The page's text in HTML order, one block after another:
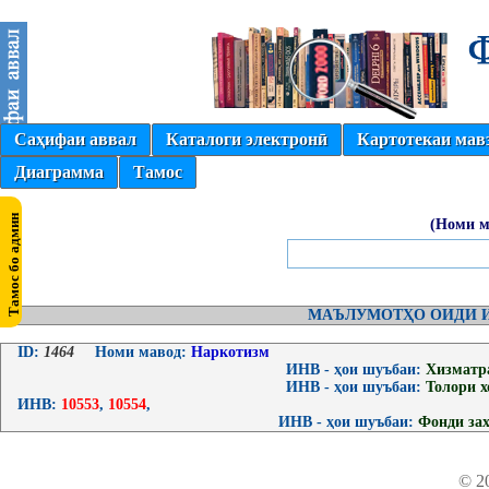
Саҳифаи аввал Каталоги электронӣ
Картотекаи
Диаграмма
Тамос
(Номи
МАЪЛУМОТҲО ОИДИ
ID: 1464 Номи мавод: Наркотизм
ИНВ - ҳои шуъбаи:
ИНВ - ҳои шуъбаи: Толори
ИНВ: 10553, 10554,
ИНВ - ҳои шуъбаи: Фонди
©